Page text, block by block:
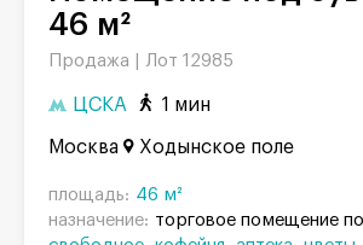
46 м²
Продажа | Лот 12985
ЦСКА 1 мин
Москва Ходынское поле
площадь: 46 м²
назначение: торговое помещение